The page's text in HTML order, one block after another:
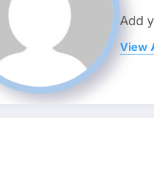
Add
View